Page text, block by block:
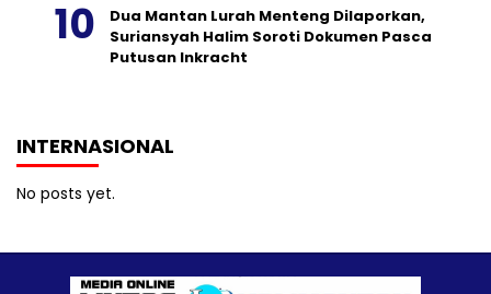
Dua Mantan Lurah Menteng Dilaporkan,
Suriansyah Halim Soroti Dokumen Pasca
Putusan Inkracht
INTERNASIONAL
No posts yet.